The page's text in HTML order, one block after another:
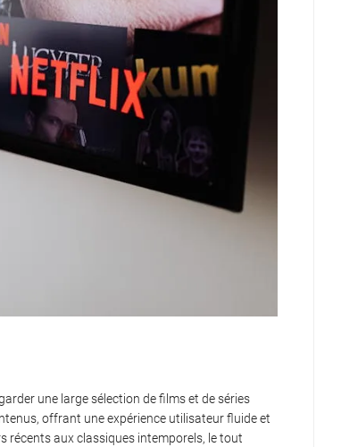
une large sélection de films et de séries
offrant une expérience utilisateur fluide et
récents aux classiques intemporels, le tout